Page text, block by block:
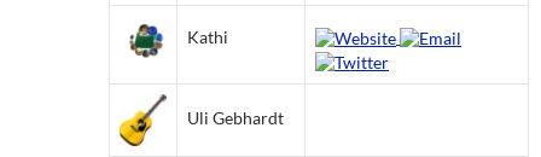
Kathi
Uli Gebhardt